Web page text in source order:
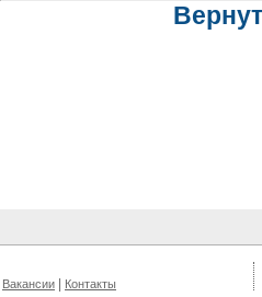
Вакансии Контакты